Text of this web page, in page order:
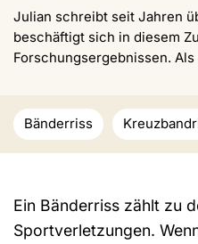
Julian schreibt seit Jahren
beschäftigt sich in diesem
Forschungsergebnissen.
zugleich auf aktuelle Trends
Bänderriss
Ein Bänderriss zählt zu
Sportverletzungen.